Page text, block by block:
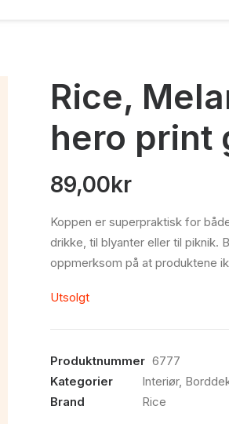
Rice,
hero print
89,00kr
Koppen er superpraktisk for
drikke, til blyanter eller til piknik.
oppmerksom på at produktene
Utsolgt
Produktnummer 6777
Kategorier
Interiør,
Brand
Rice